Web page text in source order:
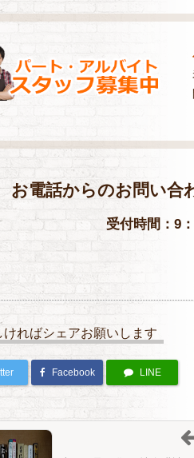
お電話からのお問い合
受付時間：9
ければシェアお願いします
Facebook LINE